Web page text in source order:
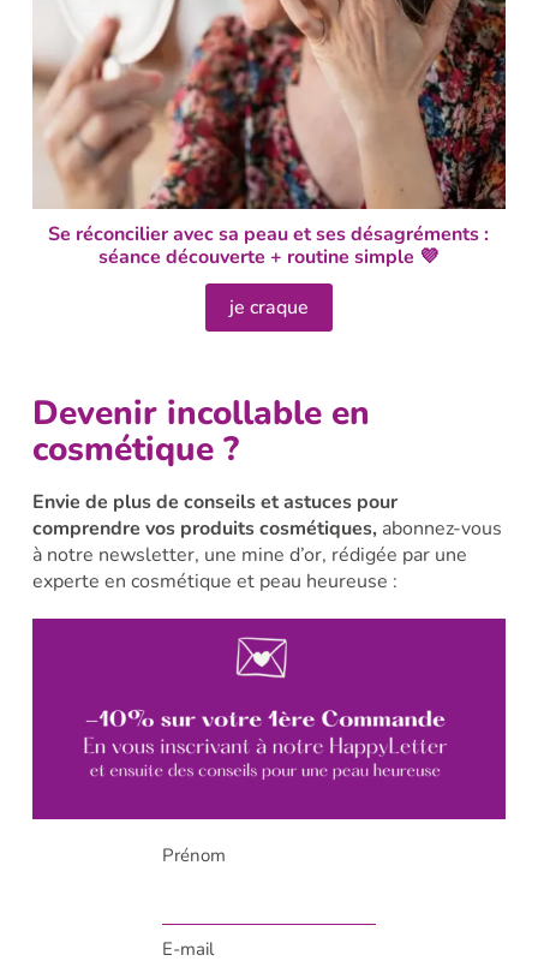
Se réconcilier avec sa peau et ses désagréments :
séance découverte + routine simple 💜
je craque
Devenir incollable en
cosmétique ?
Envie de plus de conseils et astuces pour
comprendre vos produits cosmétiques,abonnez-vous
à notre newsletter, une mine d’or, rédigée par une
experte en cosmétique et peau heureuse :
Prénom
E-mail